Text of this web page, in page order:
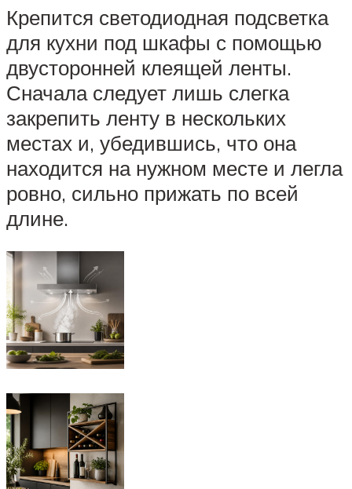
Крепится светодиодная подсветка
для кухни под шкафы с помощью
двусторонней клеящей ленты.
Сначала следует лишь слегка
закрепить ленту в нескольких
местах и, убедившись, что она
находится на нужном месте и легла
ровно, сильно прижать по всей
длине.